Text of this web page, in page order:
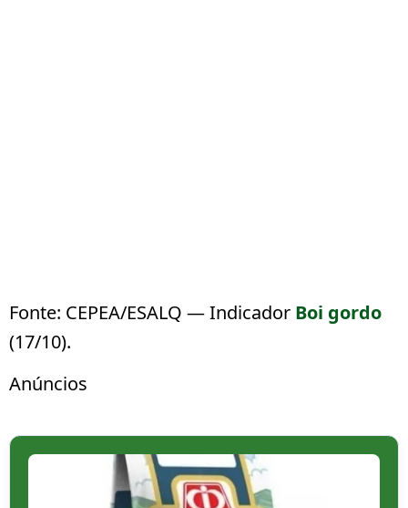
Fonte: CEPEA/ESALQ — Indicador Boi gordo
(17/10).
Anúncios